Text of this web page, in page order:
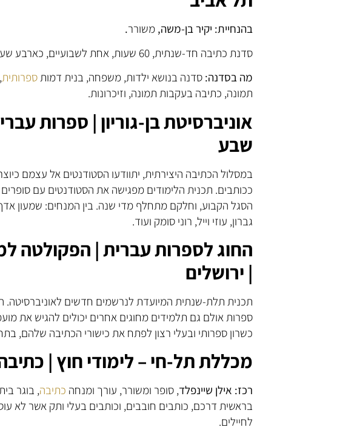
בהנחיית: יקיר בן-משה, משורר.
סדנת כתיבה חד-שנתית, 60 שעות, אחת לשבועיים, כארבע שעות כל מפגש.
מה בסדנה: סדנה בנושא ילדות, משפחה, בנית דמותספרותית
תמונה, כתיבה בעקבות תמונה, וזיכרונות.
אוניברסיטת בן-גוריון | ספרות
שבע
במסלול הכתיבה היצירתית, יתוודעו הסטודנטים אל עצמם
ככותבים. תכנית הלימודים מפגישה את הסטודנטים עם
הסגל הקבוע, וחלקם מתחלף מדי שנה. בין המנחים: שמעון
גברון, עוזי וייל, רוני סומק ועוד.
החוג לספרות עברית | הפקולטה
| ירושלים
תכנית תלת-שנתית המיועדת לנרשמים חדשים לאוניברסיטה.
ספרות אולם גם תלמידים מחוגים אחרים יכולים להגיש את
כשרון ספרותי ובעלי רצון לפתח את כישורי הכתיבה שלהם,
מכללת תל-חי – לימודי חוץ |
רכז: אילן שיינפלד, סופר ומשורר, עורך ומנחה כתיבה, בוגר
בראשית דרכם, כותבים חובבים, וכותבים בעלי ותק אשר לא
לחיילים.